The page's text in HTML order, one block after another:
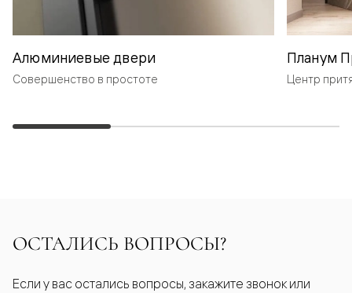
Алюминиевые двери
Совершенство в простоте
Планум
Центр
ОСТАЛИСЬ ВОПРОСЫ?
Если у вас остались вопросы, закажите звонок или